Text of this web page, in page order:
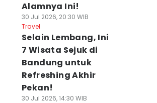
Alamnya Ini!
30 Jul 2026, 20:30 WIB
Travel
Selain Lembang, Ini
7 Wisata Sejuk di
Bandung untuk
Refreshing Akhir
Pekan!
30 Jul 2026, 14:30 WIB